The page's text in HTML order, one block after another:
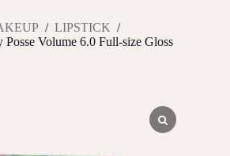
/ LIPSTICK /
Volume 6.0 Full-size Gloss